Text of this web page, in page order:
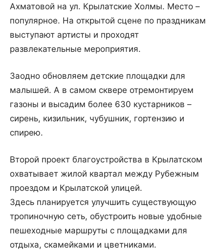
Ахматовой на ул. Крылатские Холмы. Место –
популярное. На открытой сцене по праздникам
выступают артисты и проходят
развлекательные мероприятия.
Заодно обновляем детские площадки для
малышей. А в самом сквере отремонтируем
газоны и высадим более 630 кустарников –
сирень, кизильник, чубушник, гортензию и
спирею.
Второй проект благоустройства в Крылатском
охватывает жилой квартал между Рубежным
проездом и Крылатской улицей.
Здесь планируется улучшить существующую
тропиночную сеть, обустроить новые удобные
пешеходные маршруты с площадками для
отдыха, скамейками и цветниками.